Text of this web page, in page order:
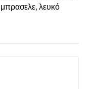
,λευκό